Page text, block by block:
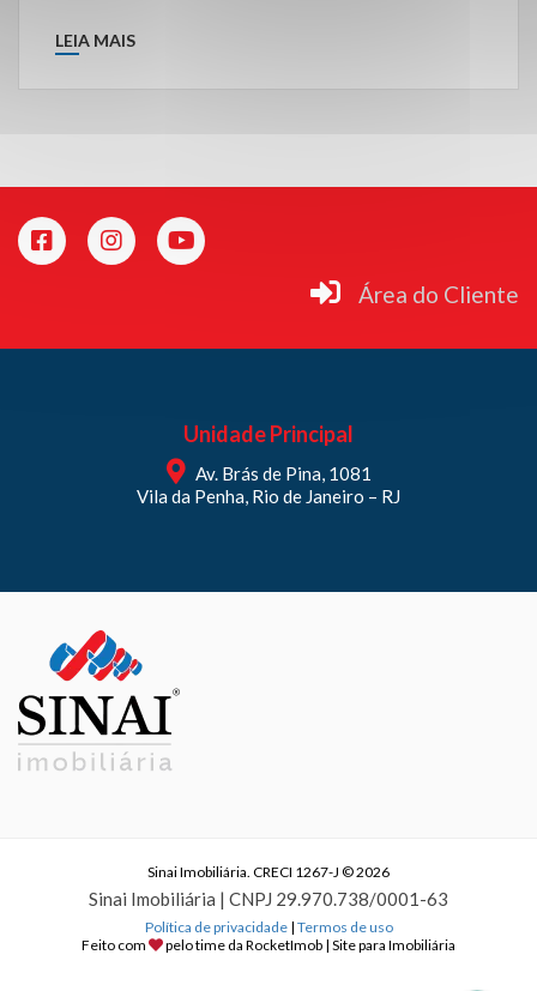
LEIA MAIS
Área do Cliente
Unidade Principal
Av. Brás de Pina, 1081
Vila da Penha, Rio de Janeiro – RJ
Sinai Imobiliária. CRECI 1267-J © 2026
Sinai Imobiliária | CNPJ 29.970.738/0001-63
Política de privacidade| Termos de uso
Feito com
pelo time da RocketImob | Site para Imobiliária